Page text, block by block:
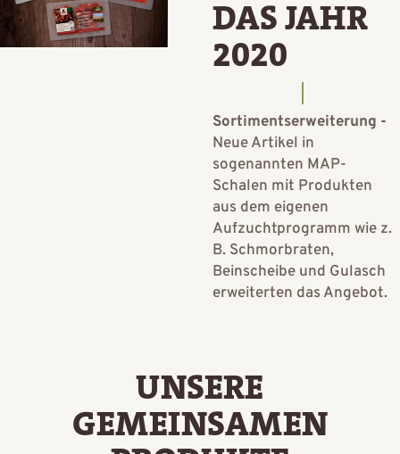
DAS JAHR
2020
Sortimentserweiterung -
Neue Artikel in
sogenannten MAP-
Schalen mit Produkten
aus dem eigenen
Aufzuchtprogramm wie z.
B. Schmorbraten,
Beinscheibe und Gulasch
erweiterten das Angebot.
UNSERE
GEMEINSAMEN